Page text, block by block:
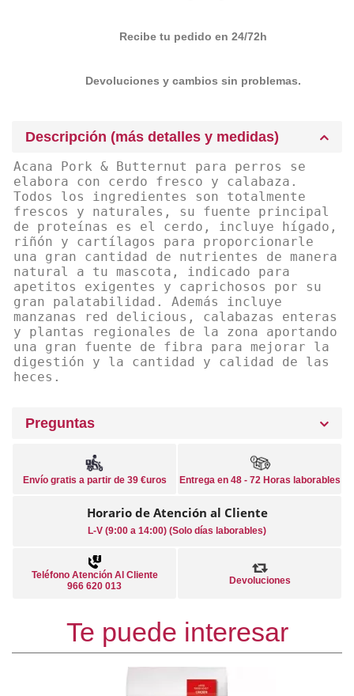
Recibe tu pedido en 24/72h
Devoluciones y cambios sin problemas.
Descripción (más detalles y medidas)
Acana Pork & Butternut para perros se
elabora con cerdo fresco y calabaza.
Todos los ingredientes son totalmente
frescos y naturales, su fuente principal
de proteínas es el cerdo, incluye hígado,
riñón y cartílagos para proporcionarle
una gran cantidad de nutrientes de manera
natural a tu mascota, indicado para
apetitos exigentes y caprichosos por su
gran palatabilidad. Además incluye
manzanas red delicious, calabazas enteras
y plantas regionales de la zona aportando
una gran fuente de fibra para mejorar la
digestión y la cantidad y calidad de las
heces.
Preguntas
Envío gratis a partir de 39 €uros Entrega en 48 - 72 Horas laborables
Horario de Atención al Cliente
L-V (9:00 a 14:00) (Solo días laborables)
Teléfono Atención Al Cliente
966 620 013
Devoluciones
Te puede interesar